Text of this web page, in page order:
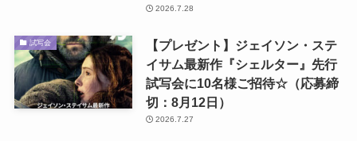
2026.7.28
試写会
【プレゼント】ジェイソン・ステ
イサム最新作『シェルター』先行
試写会に10名様ご招待☆（応募締
切：8月12日）
2026.7.27